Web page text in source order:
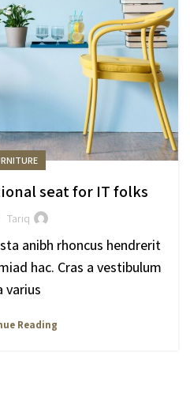
seat for IT folks
Tariq
anibh rhoncus hendrerit
hac. Cras a vestibulum
varius...
Reading